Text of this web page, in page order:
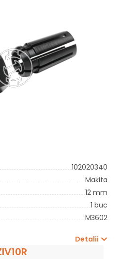
102020340
Makita
12 mm
1 buc
M3602
Detalii